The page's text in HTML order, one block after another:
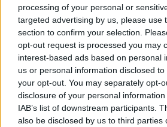
processing of your personal or
targeted advertising by us, please use
section to confirm your selection.
opt-out request is processed you may
interest-based ads based on personal
us or personal information disclosed
your opt-out. You may separately opt-
disclosure of your personal
IAB’s list of downstream participants.
also be disclosed by us to third parties